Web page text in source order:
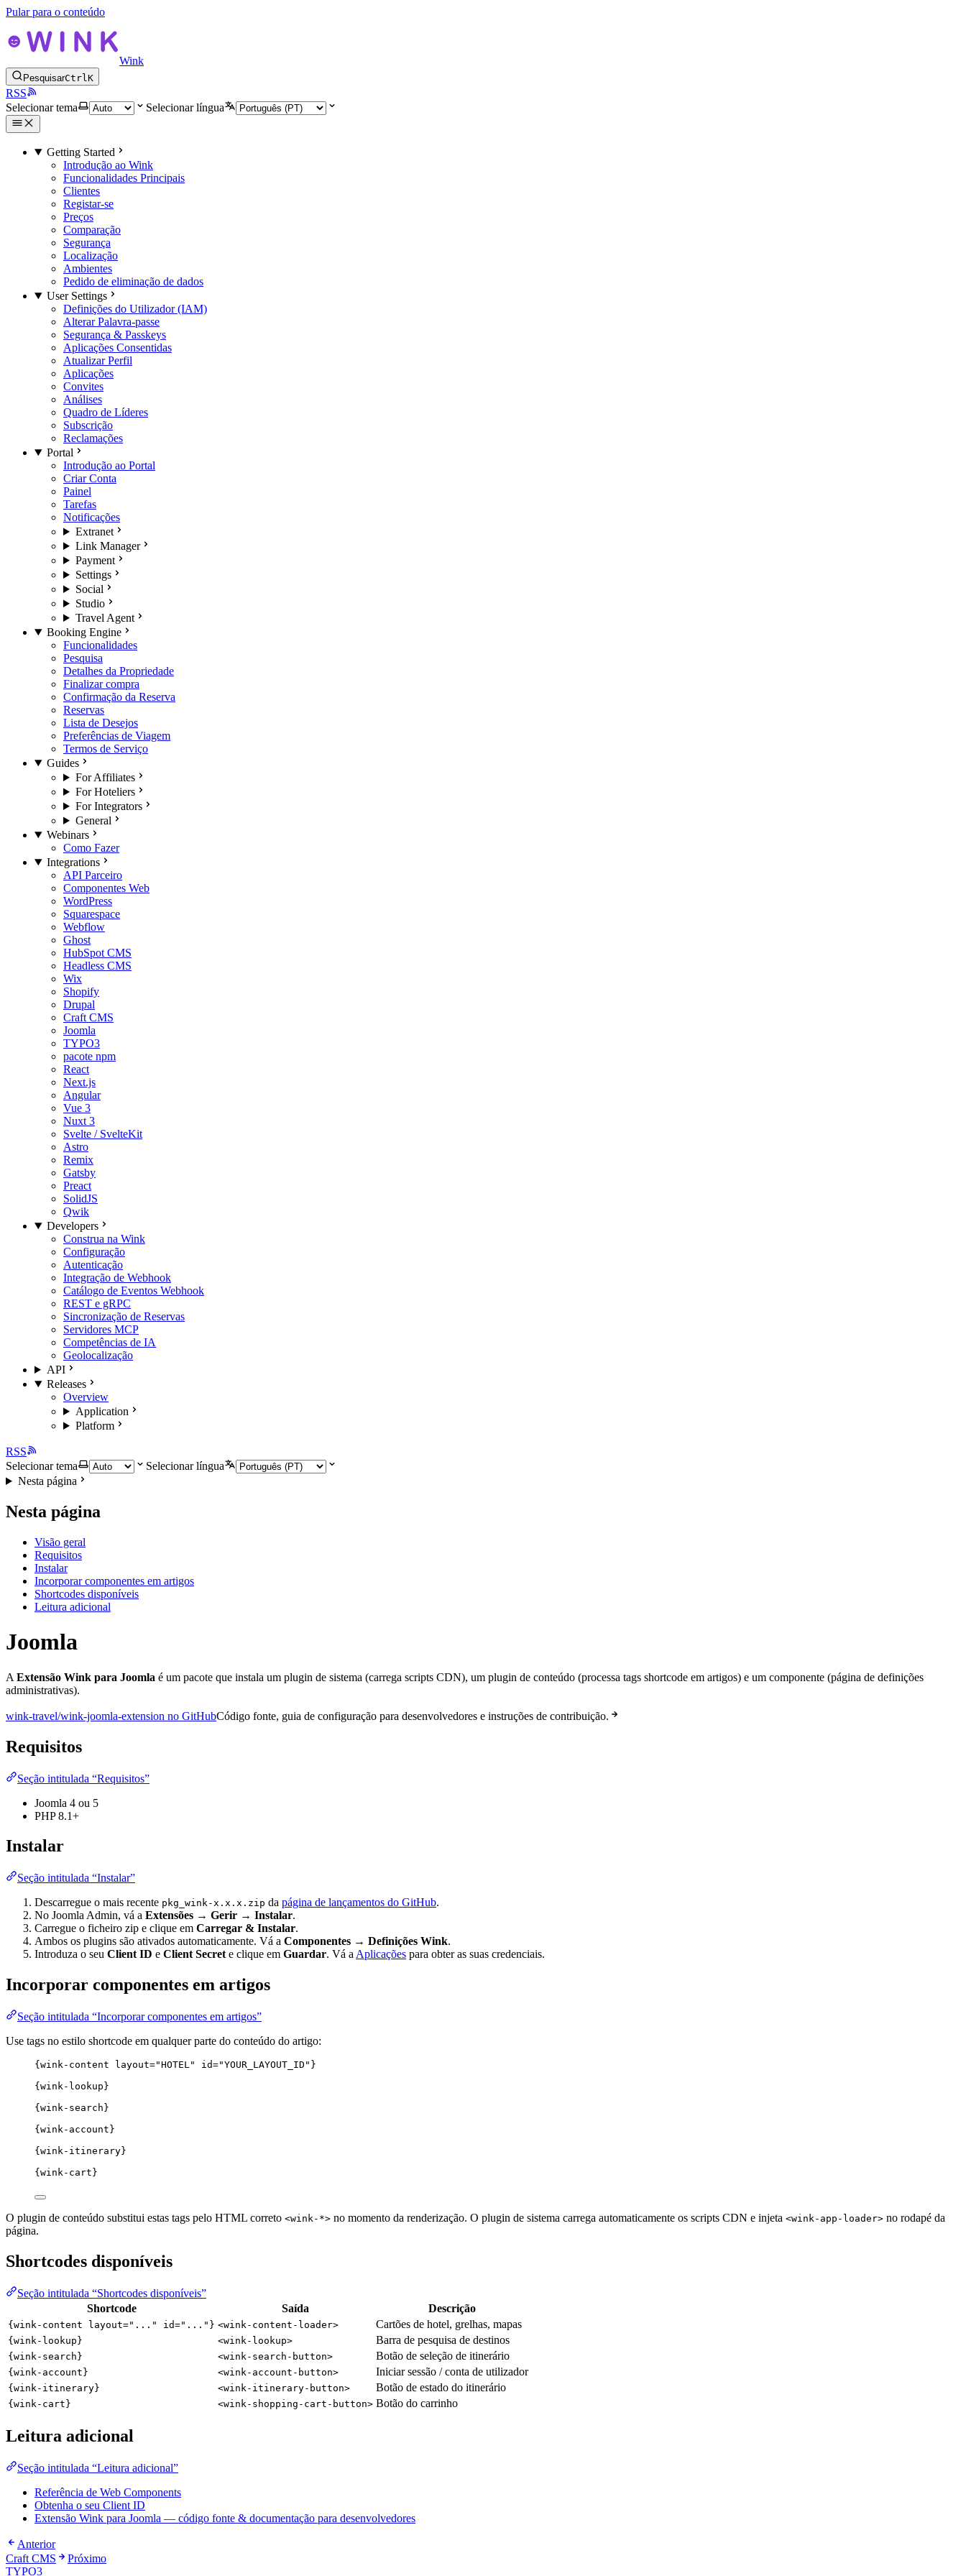
Pular para o conteúdo
Wink
PesquisarCtrlK
RSS
Selecionar tema
Selecionar língua
Getting Started
Introdução ao Wink
Funcionalidades Principais
Clientes
Registar-se
Preços
Comparação
Segurança
Localização
Ambientes
Pedido de eliminação de dados
User Settings
Definições do Utilizador (IAM)
Alterar Palavra-passe
Segurança & Passkeys
Aplicações Consentidas
Atualizar Perfil
Aplicações
Convites
Análises
Quadro de Líderes
Subscrição
Reclamações
Portal
Introdução ao Portal
Criar Conta
Painel
Tarefas
Notificações
Extranet
Link Manager
Payment
Settings
Social
Studio
Travel Agent
Booking Engine
Funcionalidades
Pesquisa
Detalhes da Propriedade
Finalizar compra
Confirmação da Reserva
Reservas
Lista de Desejos
Preferências de Viagem
Termos de Serviço
Guides
For Affiliates
For Hoteliers
For Integrators
General
Webinars
Como Fazer
Integrations
API Parceiro
Componentes Web
WordPress
Squarespace
Webflow
Ghost
HubSpot CMS
Headless CMS
Wix
Shopify
Drupal
Craft CMS
Joomla
TYPO3
pacote npm
React
Next.js
Angular
Vue 3
Nuxt 3
Svelte / SvelteKit
Astro
Remix
Gatsby
Preact
SolidJS
Qwik
Developers
Construa na Wink
Configuração
Autenticação
Integração de Webhook
Catálogo de Eventos Webhook
REST e gRPC
Sincronização de Reservas
Servidores MCP
Competências de IA
Geolocalização
API
Releases
Overview
Application
Platform
RSS
Selecionar tema
Selecionar língua
Nesta página
Nesta página
Visão geral
Requisitos
Instalar
Incorporar componentes em artigos
Shortcodes disponíveis
Leitura adicional
Joomla
A Extensão Wink para Joomla é um pacote que instala um plugin de sistema (carrega scripts CDN), um plugin de conteúdo (processa tags shortcode em artigos) e um componente (página de definições
administrativas).
wink-travel/wink-joomla-extension no GitHubCódigo fonte, guia de configuração para desenvolvedores e instruções de contribuição.
Requisitos
Seção intitulada “Requisitos”
Joomla 4 ou 5
PHP 8.1+
Instalar
Seção intitulada “Instalar”
Descarregue o mais recente pkg_wink-x.x.x.zip da página de lançamentos do GitHub.
No Joomla Admin, vá a Extensões → Gerir → Instalar.
Carregue o ficheiro zip e clique em Carregar & Instalar.
Ambos os plugins são ativados automaticamente. Vá a Componentes → Definições Wink.
Introduza o seu Client ID e Client Secret e clique em Guardar. Vá a Aplicações para obter as suas credenciais.
Incorporar componentes em artigos
Seção intitulada “Incorporar componentes em artigos”
Use tags no estilo shortcode em qualquer parte do conteúdo do artigo:
{wink-content layout="HOTEL" id="YOUR_LAYOUT_ID"}
{wink-lookup}
{wink-search}
{wink-account}
{wink-itinerary}
{wink-cart}
O plugin de conteúdo substitui estas tags pelo HTML correto <wink-*> no momento da renderização. O plugin de sistema carrega automaticamente os scripts CDN e injeta <wink-app-loader> no rodapé da
página.
Shortcodes disponíveis
Seção intitulada “Shortcodes disponíveis”
Shortcode
Saída Descrição
{wink-content layout="..." id="..."} <wink-content-loader> Cartões de hotel, grelhas, mapas
{wink-lookup} <wink-lookup> Barra de pesquisa de destinos
{wink-search} <wink-search-button> Botão de seleção de itinerário
{wink-account} <wink-account-button> Iniciar sessão / conta de utilizador
{wink-itinerary} <wink-itinerary-button> Botão de estado do itinerário
{wink-cart} <wink-shopping-cart-button> Botão do carrinho
Leitura adicional
Seção intitulada “Leitura adicional”
Referência de Web Components
Obtenha o seu Client ID
Extensão Wink para Joomla — código fonte & documentação para desenvolvedores
Anterior
Craft CMS
Próximo
TYPO3